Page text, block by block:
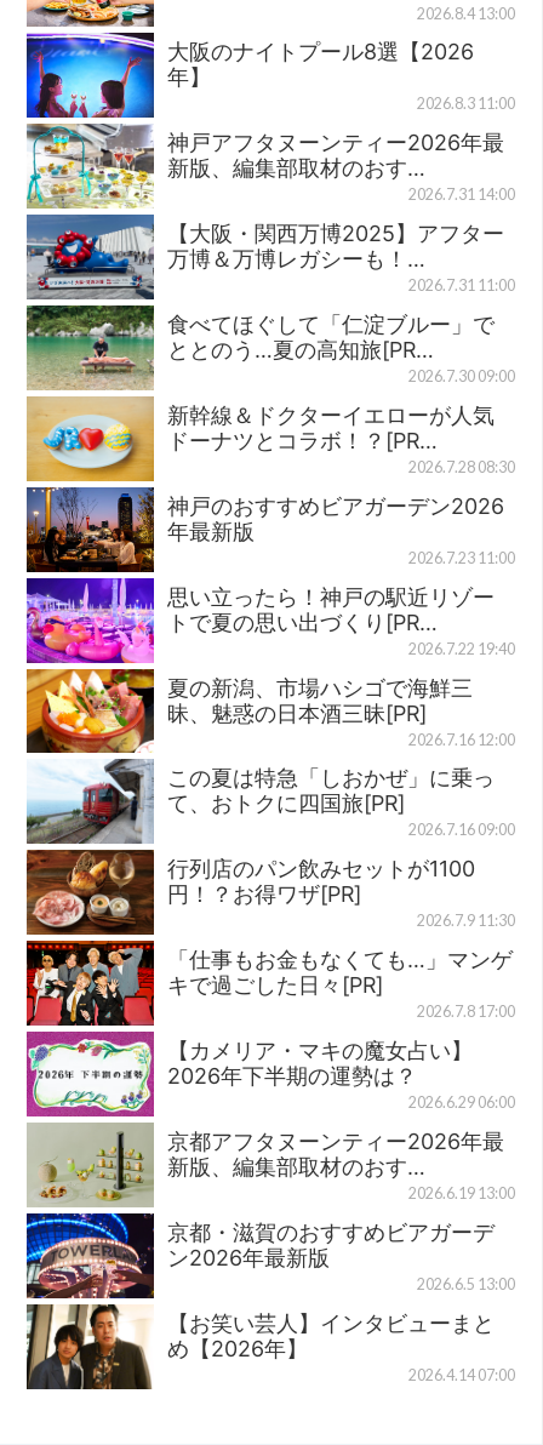
2026.8.4 13:00
大阪のナイトプール8選【2026
年】
2026.8.3 11:00
神戸アフタヌーンティー2026年最
新版、編集部取材のおす…
2026.7.31 14:00
【大阪・関西万博2025】アフター
万博＆万博レガシーも！…
2026.7.31 11:00
食べてほぐして「仁淀ブルー」で
ととのう…夏の高知旅[PR…
2026.7.30 09:00
新幹線＆ドクターイエローが人気
ドーナツとコラボ！？[PR…
2026.7.28 08:30
神戸のおすすめビアガーデン2026
年最新版
2026.7.23 11:00
思い立ったら！神戸の駅近リゾー
トで夏の思い出づくり[PR…
2026.7.22 19:40
夏の新潟、市場ハシゴで海鮮三
昧、魅惑の日本酒三昧[PR]
2026.7.16 12:00
この夏は特急「しおかぜ」に乗っ
て、おトクに四国旅[PR]
2026.7.16 09:00
行列店のパン飲みセットが1100
円！？お得ワザ[PR]
2026.7.9 11:30
「仕事もお金もなくても…」マンゲ
キで過ごした日々[PR]
2026.7.8 17:00
【カメリア・マキの魔女占い】
2026年下半期の運勢は？
2026.6.29 06:00
京都アフタヌーンティー2026年最
新版、編集部取材のおす…
2026.6.19 13:00
京都・滋賀のおすすめビアガーデ
ン2026年最新版
2026.6.5 13:00
【お笑い芸人】インタビューまと
め【2026年】
2026.4.14 07:00